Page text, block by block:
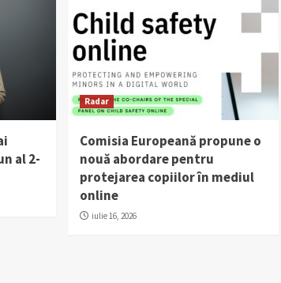
al 2-
Radar
Comisia Europeană propune o
nouă abordare pentru
protejarea copiilor în mediul
online
iulie 16, 2026